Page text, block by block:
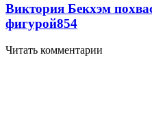
Виктория Бекхэм
фигурой854
Читать комментарии